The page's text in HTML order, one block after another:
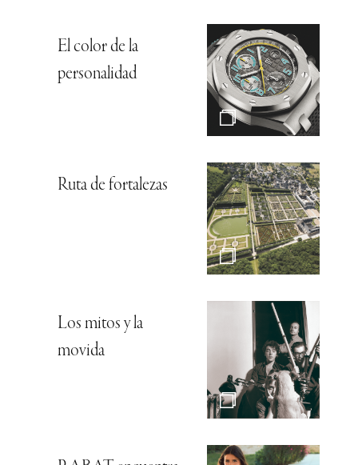
El color de la
personalidad
Ruta de fortalezas
Los mitos y la
movida